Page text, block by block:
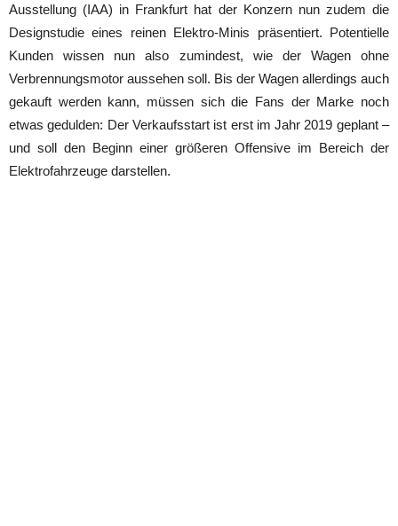
Ausstellung (IAA) in Frankfurt hat der Konzern nun zudem die
Designstudie eines reinen Elektro-Minis präsentiert. Potentielle
Kunden wissen nun also zumindest, wie der Wagen ohne
Verbrennungsmotor aussehen soll. Bis der Wagen allerdings auch
gekauft werden kann, müssen sich die Fans der Marke noch
etwas gedulden: Der Verkaufsstart ist erst im Jahr 2019 geplant –
und soll den Beginn einer größeren Offensive im Bereich der
Elektrofahrzeuge darstellen.